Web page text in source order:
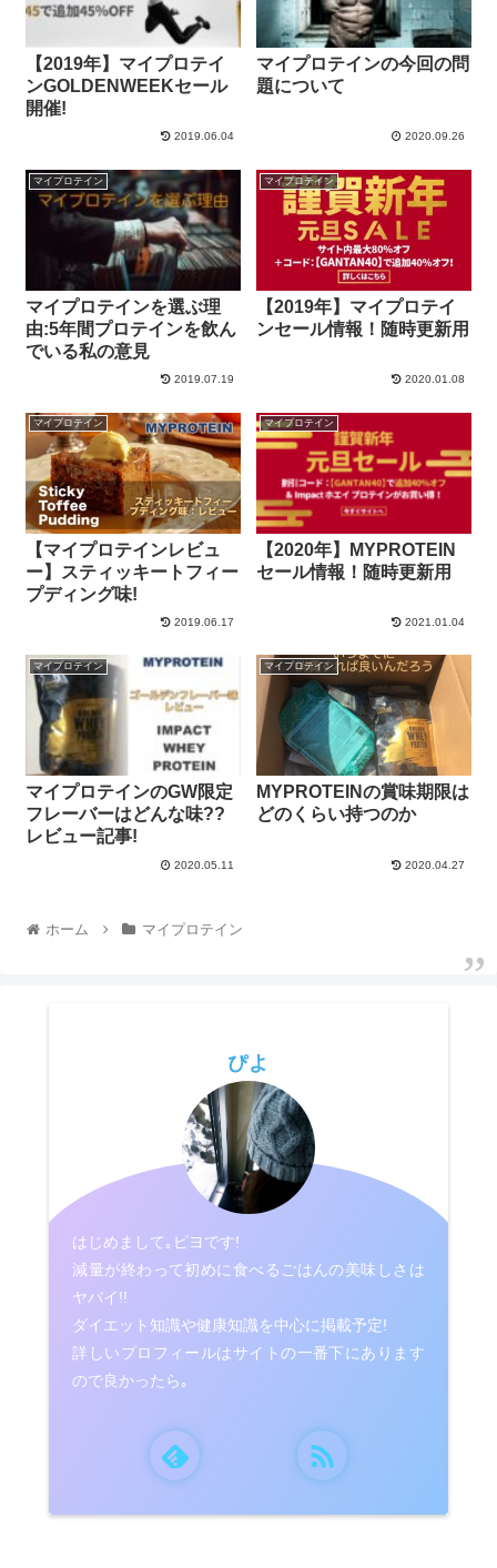
【2019年】マイプロテイ
ンGOLDENWEEKセール
開催!
2019.06.04
マイプロテインの今回の問
題について
2020.09.26
マイプロテイン
マイプロテインを選ぶ理
由:5年間プロテインを飲ん
でいる私の意見
2019.07.19
マイプロテイン
【2019年】マイプロテイ
ンセール情報！随時更新用
2020.01.08
マイプロテイン
【マイプロテインレビュ
ー】スティッキートフィー
プディング味!
2019.06.17
マイプロテイン
【2020年】MYPROTEIN
セール情報！随時更新用
2021.01.04
マイプロテイン
マイプロテインのGW限定
フレーバーはどんな味??
レビュー記事!
2020.05.11
マイプロテイン
MYPROTEINの賞味期限は
どのくらい持つのか
2020.04.27
ホーム マイプロテイン
ぴよ
はじめまして｡ピヨです!
減量が終わって初めに食べるごはんの美味しさは
ヤバイ!!
ダイエット知識や健康知識を中心に掲載予定!
詳しいプロフィールはサイトの一番下にあります
ので良かったら｡